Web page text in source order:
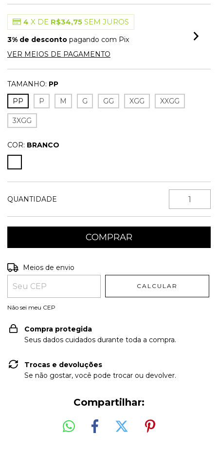
4 X DE R$34,75 SEM JUROS
3% de desconto pagando com Pix
VER MEIOS DE PAGAMENTO
TAMANHO: PP
PP
P M G GG XGG XXGG
3XGG
COR: BRANCO
QUANTIDADE
Entregas para o CEP:
Meios de envio
CALCULAR
Não sei meu CEP
Compra protegida
Seus dados cuidados durante toda a compra.
Trocas e devoluções
Se não gostar, você pode trocar ou devolver.
Compartilhar: